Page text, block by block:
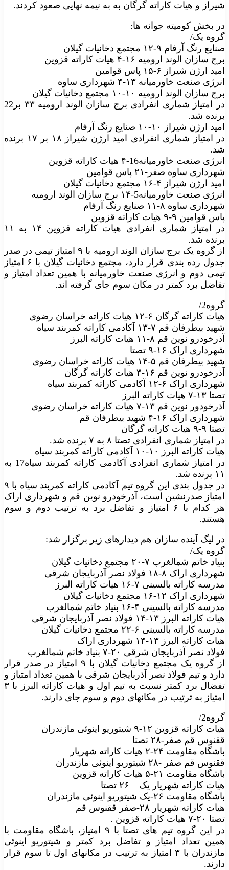
شیراز و هیات کاراته گرگان به به نیمه نهایی صعود کردند.
در بخش کومیته جوانه ها:
گروه یک/
صنایع رنگ آرفام ۹-۱۲ مجتمع دخانیات گیلان
برج سازان الوند ارومیه ۱۶-۴ هیات کاراته قزوین
امید ارژن شیراز ۶-۱۵ پاس قوامین
انرژی صنعت خاورمیانه ۱۳-۴ شهرداری ساوه
برج سازان الوند ارومیه ۱۰-۱۰ مجتمع دخانیات گیلان
در امتیاز شماری انفرادی برج سازان الوند ارومیه ۳۳ بر22
برنده شد.
امید ارژن شیراز ۱۰-۱۰ صنایع رنگ آرفام
در امتیاز شماری انفرادی امید ارژن شیراز ۱۸ بر ۱۷ برنده
شد.
انرژی صنعت خاورمیانه16-۴ هیات کاراته قزوین
شهرداری ساوه صفر-۲۱ پاس قوامین
امید ارژن شیراز ۴-۱۶ مجتمع دخانیات گیلان
انرژی صنعت خاورمیانه5-۱۴ برج سازان الوند ارومیه
شهرداری ساوه ۸-۱۱ صنایع رنگ آرفام
پاس قوامین ۹-۹ هیات کاراته قزوین
در امتیاز شماری انفرادی هیات کاراته قزوین ۱۴ به ۱۱
برنده شد.
از گروه یک برج سازان الوند ارومیه با ۹ امتیاز تیمی در صدر
جدول رده بندی قرار دارد، مجتمع دخانیات گیلان با ۶ امتیاز
تیمی دوم و انرژی صنعت خاورمیانه با همین تعداد امتیاز و
تفاضل برد کمتر در مکان سوم جای گرفته اند.
گروه2/
هیات کاراته گرگان ۶-۱۲ هیات کاراته خراسان رضوی
شهید بیطرفان قم ۷-۱۳ آکادمی کاراته کمربند سیاه
آذرخودرو نوین قم ۸-۱۱ هیات کاراته البرز
شهرداری اراک ۱۶-۹ تصتا
شهید بیطرفان قم ۵-۱۴ هیات کاراته خراسان رضوی
آذرخودرو نوین قم ۱۶-۴ هیات کاراته گرگان
شهرداری اراک ۶-۱۲ آکادمی کاراته کمربند سیاه
تصتا ۱۳-۷ هیات کاراته البرز
آذرخودور نوین قم ۱۳-۷ هیات کاراته خراسان رضوی
شهرداری اراک ۱۶-۴ شهید بیطرفان قم
تصتا ۹-۹ هیات کاراته گرگان
در امتیاز شماری انفرادی تصتا ۸ به ۷ برنده شد.
هیات کاراته البرز ۱۰-۱۰ آکادمی کاراته کمربند سیاه
در امتیاز شماری انفرادی آکادمی کاراته کمربند سیاه17 به
۱۱ برنده شد.
در جدول بندی این گروه تیم آکادمی کاراته کمربند سیاه با ۹
امتیاز صدرنشین است، آذرخودرو نوین قم و شهرداری اراک
هر کدام با ۶ امتیاز و تفاضل برد به ترتیب دوم و سوم
هستند.
در لیگ آینده سازان هم دیدارهای زیر برگزار شد:
گروه یک/
بنیاد خاتم شمالغرب ۷-۲۰ مجتمع دخانیات گیلان
شهرداری اراک ۸-۱۸ فولاد نصر آذربایجان شرقی
مدرسه کاراته بالسینی ۷-۱۶ هیات کاراته البرز
شهرداری اراک ۱۲-۱۶ مجتمع دخانیات گیلان
مدرسه کاراته بالسینی ۴-۱۶ بنیاد خاتم شمالغرب
هیات کاراته البرز ۱۳-۱۴ فولاد نصر آذربایجان شرقی
مدرسه کاراته بالسینی ۶-۲۲ مجتمع دخانیات گیلان
هیات کاراته البرز ۱۳-۱۴ شهرداری اراک
فولاد نصر آذربایجان شرقی ۲۰-۷ بنیاد خاتم شمالغرب
از گروه یک مجتمع دخانیات گیلان با ۹ امتیاز در صدر قرار
دارد و تیم فولاد نصر آذربایجان شرقی با همین تعداد امتیاز و
تفضال برد کمتر نسبت به تیم اول و هیات کاراته البرز با ۳
امتیاز به ترتیب در مکانهای دوم و سوم جای دارند.
گروه2/
هیات کاراته قزوین ۱۲-۹ شیتوریو اینوئی مازندران
ققنوس قم صفر-۲۸ تصتا
باشگاه مقاومت ۲۴-۲ هیات کاراته شهریار
ققنوس قم صفر -۲۸ شیتوریو اینوئی مازندران
باشگاه مقاومت ۲۱-۵ هیات کاراته قزوین
هیات کاراته شهریار یک – ۲۶ تصتا
باشگاه مقاومت ۲۶-یک شیتوریو اینوئی مازندران
هیات کاراته شهریار ۲۸-صفر ققنوس قم
تصتا ۲۰-۷ هیات کاراته قزوین .
در این گروه تیم های تصتا با ۹ امتیاز، باشگاه مقاومت با
همین تعداد امتیاز و تفاضل برد کمتر و شیتوریو اینوئی
مازندران با ۳ امتیاز به ترتیب در مکانهای اول تا سوم قرار
دارند.